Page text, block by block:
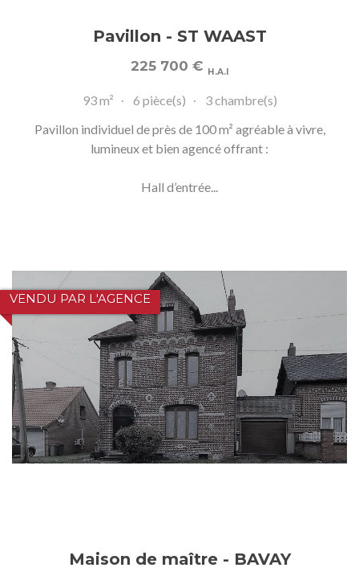
Pavillon - ST WAAST
225 700 € H.A.I
93 m² 6 pièce(s)
3 chambre(s)
Pavillon individuel de près de 100 m² agréable à vivre,
lumineux et bien agencé offrant :
Hall d’entrée...
VENDU PAR L'AGENCE
Maison de maître - BAVAY